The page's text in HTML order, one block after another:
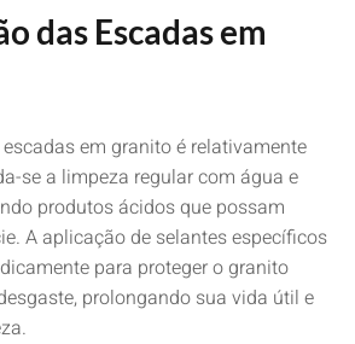
das Escadas em
em granito é relativamente
se a limpeza regular com água e
produtos ácidos que possam
A aplicação de selantes específicos
para proteger o granito
prolongando sua vida útil e